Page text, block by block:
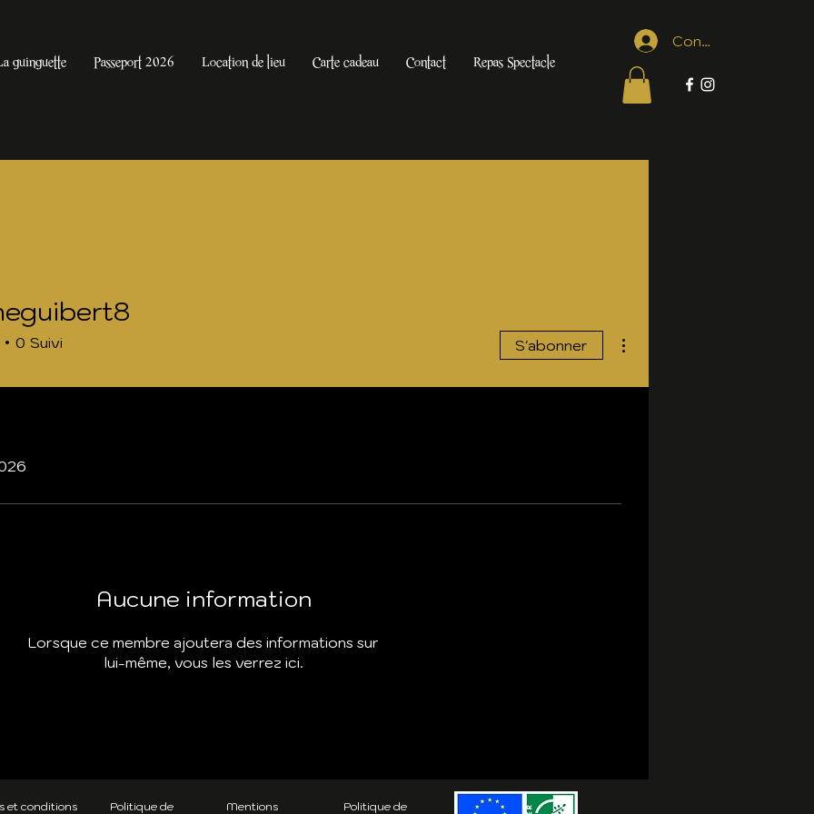
Connexion
guinguette Passeport 2026 Location de lieu Carte cadeau Contact Repas Spectacle
Aucune information
Lorsque ce membre ajoutera des informations sur
lui-même, vous les verrez ici.
0 Suivi S'abonner
et conditions
Politique de
Mentions
Politique de